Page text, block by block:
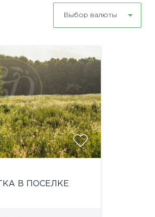
Выбор валюты
В ПОСЕЛКЕ